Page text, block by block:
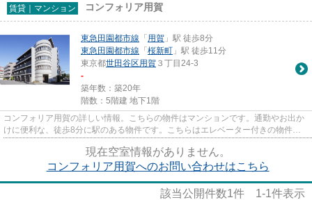
賃貸｜マンション コンフォリア用賀
東急田園都市線 「 用賀 」駅 徒歩8分
東急田園都市線 「 桜新町 」駅 徒歩11分
東京都世田谷区用賀 ３丁目24-3
-
築年数：築20年
階数：5階建 地下1階
コンフォリア用賀の詳しい情報。こちらの物件はマンションです。通勤やお出か
けに便利な、徒歩8分に駅のある物件です。こちらはエレベーター付きの物件で
現在空室情報がありません。
コンフォリア用賀へのお問い合わせはこちら
該当公開件数1件 1-1件表示